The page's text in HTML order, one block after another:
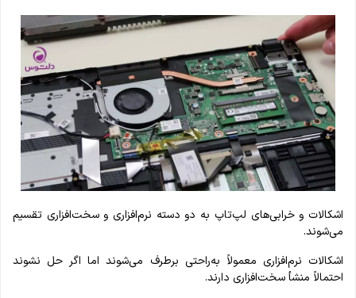
اشکالات و خرابی‌های لپ‌تاپ به دو دسته نرم‌افزاری و سخت‌افزاری تقسیم
می‌شوند.
اشکالات نرم‌افزاری معمولاً به‌راحتی برطرف می‌شوند اما اگر حل نشوند
احتمالاً منشأ سخت‌افزاری دارند.